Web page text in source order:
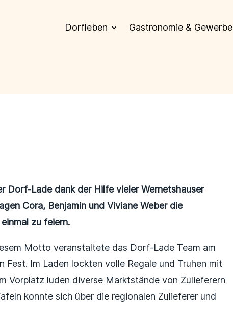
Dorfleben Gastronomie & Gewerbe
Dorf-Lade dank der Hilfe vieler Wernetshauser
Cora, Benjamin und Viviane Weber die
zu feiern.
Motto veranstaltete das Dorf-Lade Team am
Fest. Im Laden lockten volle Regale und Truhen mit
Vorplatz luden diverse Marktstände von Zulieferern
konnte sich über die regionalen Zulieferer und